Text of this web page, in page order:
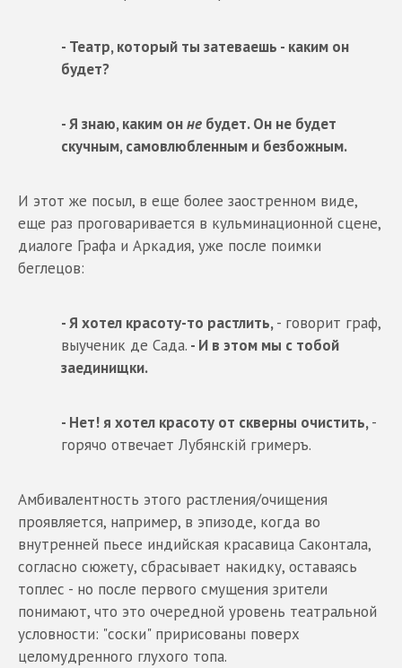
- Театр, который ты затеваешь - каким он
будет?
- Я знаю, каким онне будет. Он не будет
скучным, самовлюбленным и безбожным.
И этот же посыл, в еще более заостренном виде,
еще раз проговаривается в кульминационной сцене,
диалоге Графа и Аркадия, уже после поимки
беглецов:
- Я хотел красоту-то растлить,- говорит граф,
выученик де Сада. - И в этом мы с тобой
заединищки.
- Нет! я хотел красоту от скверны очистить,-
горячо отвечает Лубянскiй гримеръ.
Амбивалентность этого растления/очищения
проявляется, например, в эпизоде, когда во
внутренней пьесе индийская красавица Саконтала,
согласно сюжету, сбрасывает накидку, оставаясь
топлес - но после первого смущения зрители
понимают, что это очередной уровень театральной
условности: "соски" пририсованы поверх
целомудренного глухого топа.